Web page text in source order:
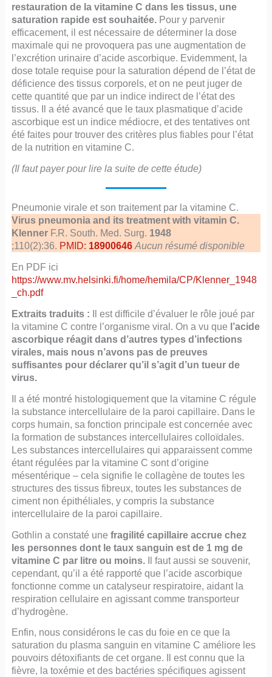
restauration de la vitamine C dans les tissus, une
saturation rapide est souhaitée. Pour y parvenir
efficacement, il est nécessaire de déterminer la dose
maximale qui ne provoquera pas une augmentation de
l’excrétion urinaire d’acide ascorbique. Evidemment, la
dose totale requise pour la saturation dépend de l’état de
déficience des tissus corporels, et on ne peut juger de
cette quantité que par un indice indirect de l’état des
tissus. Il a été avancé que le taux plasmatique d’acide
ascorbique est un indice médiocre, et des tentatives ont
été faites pour trouver des critères plus fiables pour l’état
de la nutrition en vitamine C.
(Il faut payer pour lire la suite de cette étude)
Pneumonie virale et son traitement par la vitamine C.
Virus pneumonia and its treatment with vitamin C.
KlennerF.R. South. Med. Surg. 1948
;110(2):36. PMID: 18900646 Aucun résumé disponible
En PDF ici
https://www.mv.helsinki.fi/home/hemila/CP/Klenner_1948
_ch.pdf
Extraits traduits : Il est difficile d’évaluer le rôle joué par
la vitamine C contre l’organisme viral. On a vu que l’acide
ascorbique réagit dans d’autres types d’infections
virales, mais nous n’avons pas de preuves
suffisantes pour déclarer qu’il s’agit d’un tueur de
virus.
Il a été montré histologiquement que la vitamine C régule
la substance intercellulaire de la paroi capillaire. Dans le
corps humain, sa fonction principale est concernée avec
la formation de substances intercellulaires colloïdales.
Les substances intercellulaires qui apparaissent comme
étant régulées par la vitamine C sont d’origine
mésentérique – cela signifie le collagène de toutes les
structures des tissus fibreux, toutes les substances de
ciment non épithéliales, y compris la substance
intercellulaire de la paroi capillaire.
Gothlin a constaté une fragilité capillaire accrue chez
les personnes dont le taux sanguin est de 1 mg de
vitamine C par litre ou moins. Il faut aussi se souvenir,
cependant, qu’il a été rapporté que l’acide ascorbique
fonctionne comme un catalyseur respiratoire, aidant la
respiration cellulaire en agissant comme transporteur
d’hydrogène.
Enfin, nous considérons le cas du foie en ce que la
saturation du plasma sanguin en vitamine C améliore les
pouvoirs détoxifiants de cet organe. Il est connu que la
fièvre, la toxémie et des bactéries spécifiques agissent